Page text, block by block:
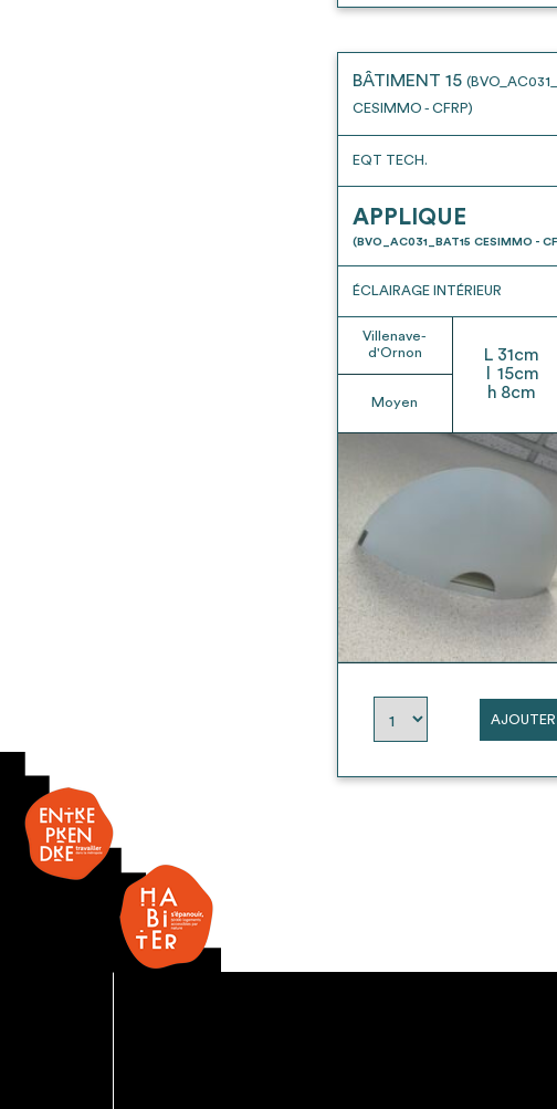
BÂTIMENT 15
CESIMMO - CFRP)
EQT TECH.
APPLIQUE
(BVO_AC031_BAT15 CESIMMO -
ÉCLAIRAGE INTÉRIEUR
Villenave-
d'Ornon
Moyen
L 31cm
15cm
h 8cm